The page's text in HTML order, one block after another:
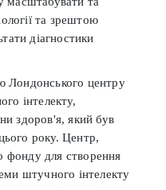
та зрештою
діагностики
Лондонського центру
інтелекту,
здоров'я, який був
року. Центр,
фонду для створення
штучного інтелекту